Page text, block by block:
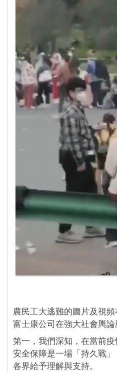
農民工大逃難的圖片及視
富士康公司在強大社會輿
第一，我們深知，在當前
安全保障是一場「持久戰
各界給予理解與支持。